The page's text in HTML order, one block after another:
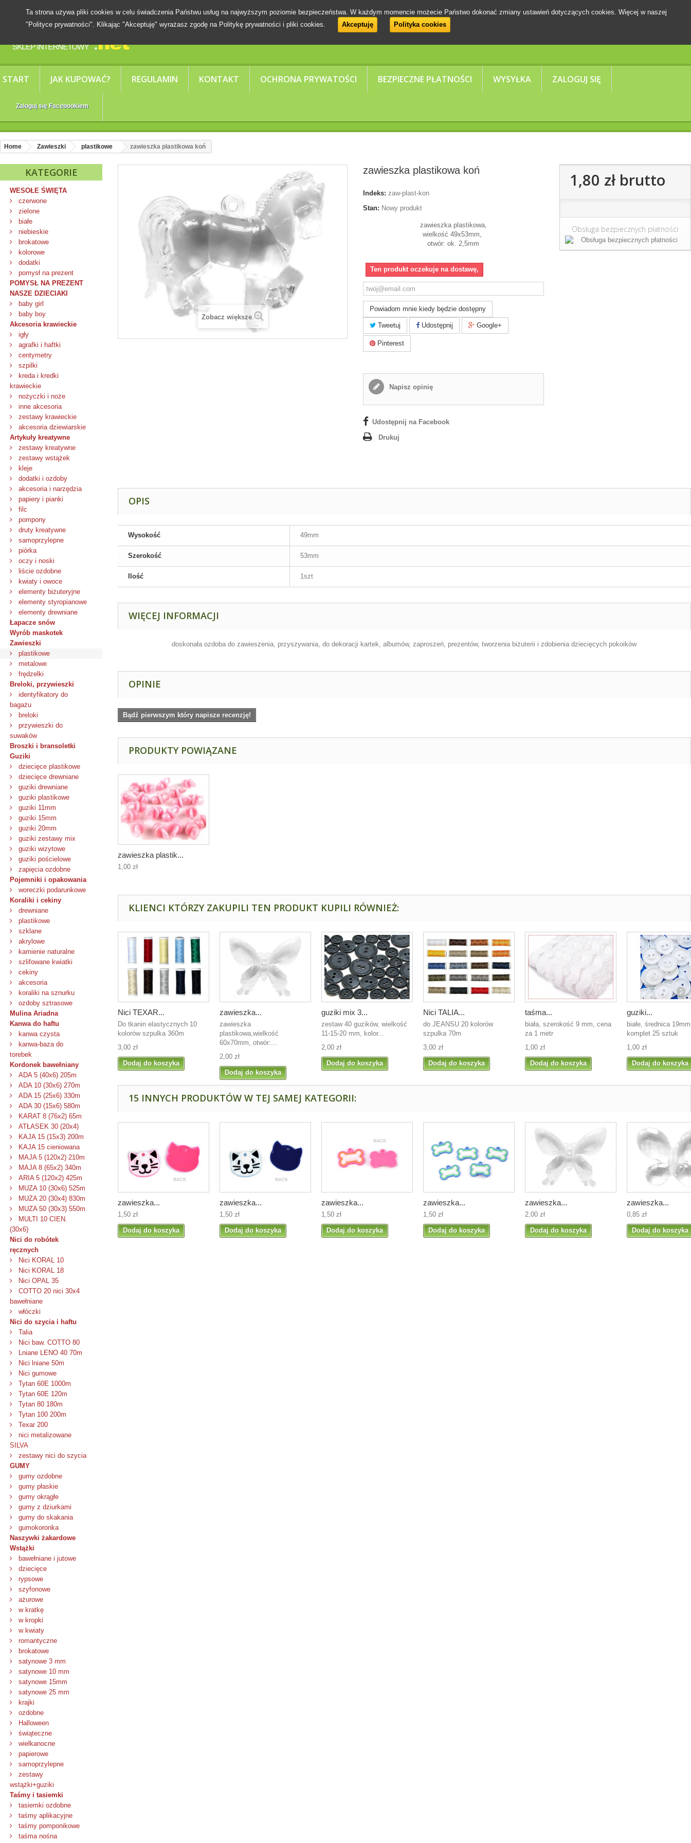
START JAK KUPOWAĆ? REGULAMIN KONTAKT OCHRONA PRYWATOŚCI BEZPIECZNE PŁATNOŚCI WYSYŁKA ZALOGUJ SIĘ
Zaloguj się Facebookiem
Ta strona używa pliki cookies w celu świadczenia Państwu usług na najwyższym poziomie bezpieczeństwa. W każdym momencie możecie Państwo dokonać zmiany ustawień dotyczących cookies. Więcej w naszej
"Polityce prywatności". Klikając "Akceptuję" wyrażasz zgodę na Politykę prywatności i pliki cookies.
Akceptuję Polityka cookies
Home Zawieszki plastikowe zawieszka plastikowa koń
KATEGORIE
WESOŁE ŚWIĘTA
czerwone
zielone
białe
niebieskie
brokatowe
kolorowe
dodatki
pomysł na prezent
POMYSŁ NA PREZENT
NASZE DZIECIAKI
baby girl
baby boy
Akcesoria krawieckie
igły
agrafki i haftki
centymetry
szpilki
kreda i kredki
krawieckie
nożyczki i noże
inne akcesoria
zestawy krawieckie
akcesoria dziewiarskie
Artykuły kreatywne
zestawy kreatywne
zestawy wstążek
kleje
dodatki i ozdoby
akcesoria i narzędzia
papiery i pianki
filc
pompony
druty kreatywne
samoprzylepne
piórka
oczy i noski
liście ozdobne
kwiaty i owoce
elementy biżuteryjne
elementy styropianowe
elementy drewniane
Łapacze snów
Wyrób maskotek
Zawieszki
plastikowe
metalowe
frędzelki
Breloki, przywieszki
identyfikatory do
bagażu
breloki
przywieszki do
suwaków
Broszki i bransoletki
Guziki
dziecięce plastikowe
dziecięce drewniane
guziki drewniane
guziki plastikowe
guziki 11mm
guziki 15mm
guziki 20mm
guziki zestawy mix
guziki wizytowe
guziki pościelowe
zapięcia ozdobne
Pojemniki i opakowania
woreczki podarunkowe
Koraliki i cekiny
drewniane
plastikowe
szklane
akrylowe
kamienie naturalne
szlifowane kwiatki
cekiny
akcesoria
koraliki na sznurku
ozdoby sztrasowe
Mulina Ariadna
Kanwa do haftu
kanwa czysta
kanwa-baza do
torebek
Kordonek bawełniany
ADA 5 (40x6) 205m
ADA 10 (30x6) 270m
ADA 15 (25x6) 330m
ADA 30 (15x6) 580m
KARAT 8 (76x2) 65m
ATŁASEK 30 (20x4)
KAJA 15 (15x3) 200m
KAJA 15 cieniowana
MAJA 5 (120x2) 210m
MAJA 8 (65x2) 340m
ARIA 5 (120x2) 425m
MUZA 10 (30x6) 525m
MUZA 20 (30x4) 830m
MUZA 50 (30x3) 550m
MULTI 10 CIEN.
(30x6)
Nici do robótek
ręcznych
Nici KORAL 10
Nici KORAL 18
Nici OPAL 35
COTTO 20 nici 30x4
bawełniane
włóczki
Nici do szycia i haftu
Talia
Nici baw. COTTO 80
Lniane LENO 40 70m
Nici lniane 50m
Nici gumowe
Tytan 60E 1000m
Tytan 60E 120m
Tytan 80 180m
Tytan 100 200m
Texar 200
nici metalizowane
SILVA
zestawy nici do szycia
GUMY
gumy ozdobne
gumy płaskie
gumy okrągłe
gumy z dziurkami
gumy do skakania
gumokoronka
Naszywki żakardowe
Wstążki
bawełniane i jutowe
dziecięce
rypsowe
szyfonowe
ażurowe
w kratkę
w kropki
w kwiaty
romantyczne
brokatowe
satynowe 3 mm
satynowe 10 mm
satynowe 15mm
satynowe 25 mm
krajki
ozdobne
Halloween
świąteczne
wielkanocne
papierowe
samoprzylepne
zestawy
wstążki+guziki
Taśmy i tasiemki
tasiemki ozdobne
taśmy aplikacyjne
taśmy pomponikowe
taśma nośna
Zobacz większe
zawieszka plastikowa koń
Indeks: zaw-plast-kon
Stan: Nowy produkt
zawieszka plastikowa,
wielkość 49x53mm,
otwór: ok. 2,5mm
Ten produkt oczekuje na dostawę,
Powiadom mnie kiedy będzie dostępny
Tweetuj Udostępnij Google+
Pinterest
Napisz opinię
Udostępnij na Facebook
Drukuj
1,80 złbrutto
Obsługa bezpiecznych płatności
OPIS
Wysokość 49mm
Szerokość 53mm
Ilość 1szt
WIĘCEJ INFORMACJI
doskonała ozdoba do zawieszenia, przyszywania, do dekoracji kartek, albumów, zaproszeń, prezentów, tworzenia biżuterii i zdobienia dziecięcych pokoików
OPINIE
Bądź pierwszym który napisze recenzję!
PRODUKTY POWIĄZANE
zawieszka plastik...
1,00 zł
KLIENCI KTÓRZY ZAKUPILI TEN PRODUKT KUPILI RÓWNIEŻ:
Nici TEXAR...
Do tkanin elastycznych 10
kolorów szpulka 360m
3,00 zł
Dodaj do koszyka
zawieszka...
zawieszka
plastikowa,wielkość
60x70mm, otwór:...
2,00 zł
Dodaj do koszyka
guziki mix 3...
zestaw 40 guzików, wielkość
11-15-20 mm, kolor...
2,00 zł
Dodaj do koszyka
Nici TALIA...
do JEANSU 20 kolorów
szpulka 70m
3,00 zł
Dodaj do koszyka
taśma...
biała, szerokość 9 mm, cena
za 1 metr
1,00 zł
Dodaj do koszyka
guziki...
białe, średnica
komplet 25 sztuk
1,00 zł
Dodaj do koszyka
15 INNYCH PRODUKTÓW W TEJ SAMEJ KATEGORII:
zawieszka...
1,50 zł
Dodaj do koszyka
zawieszka...
1,50 zł
Dodaj do koszyka
zawieszka...
1,50 zł
Dodaj do koszyka
zawieszka...
1,50 zł
Dodaj do koszyka
zawieszka...
2,00 zł
Dodaj do koszyka
zawieszka...
0,85 zł
Dodaj do koszyka